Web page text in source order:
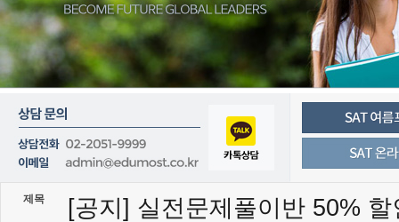
제목 [공지] 실전문제풀이반 50%